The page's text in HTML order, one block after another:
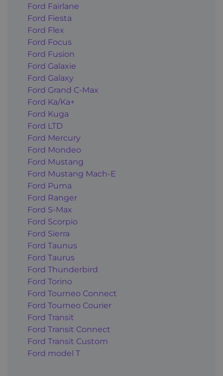
Ford Fairlane
Ford Fiesta
Ford Flex
Ford Focus
Ford Fusion
Ford Galaxie
Ford Galaxy
Ford Grand C-Max
Ford Ka/Ka+
Ford Kuga
Ford LTD
Ford Mercury
Ford Mondeo
Ford Mustang
Ford Mustang Mach-E
Ford Puma
Ford Ranger
Ford S-Max
Ford Scorpio
Ford Sierra
Ford Taunus
Ford Taurus
Ford Thunderbird
Ford Torino
Ford Tourneo Connect
Ford Tourneo Courier
Ford Transit
Ford Transit Connect
Ford Transit Custom
Ford model T